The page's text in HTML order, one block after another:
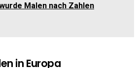
Malen nach Zahlen
in Europa